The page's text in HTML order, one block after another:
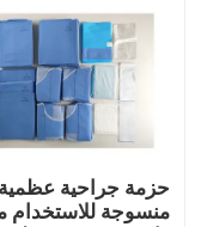
حزمة جراحية عظمية
منسوجة للاستخدام